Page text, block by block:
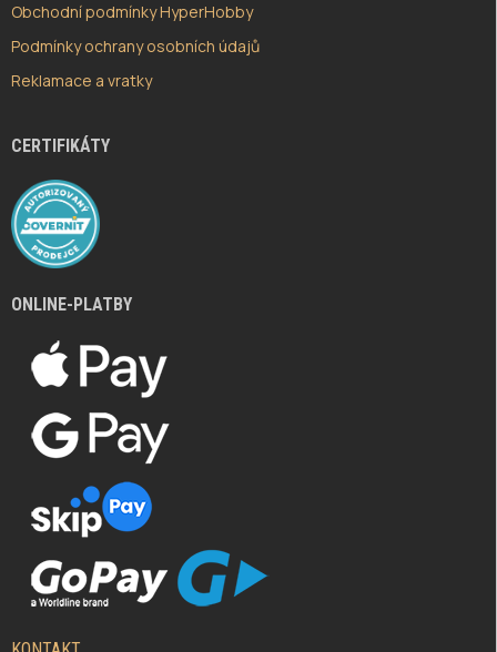
Obchodní podmínky HyperHobby
Podmínky ochrany osobních údajů
Reklamace a vratky
CERTIFIKÁTY
ONLINE-PLATBY